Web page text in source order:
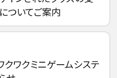
ついてご案内
クワクミニゲームシステ